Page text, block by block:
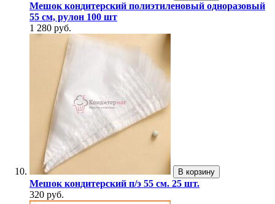
Мешок кондитерский полиэтиленовый одноразовый
55 см, рулон 100 шт
1 280 руб.
В корзину
Мешок кондитерский п/э 55 см. 25 шт.
320 руб.